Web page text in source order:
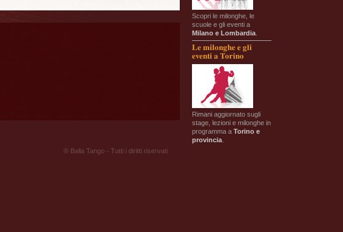
Scopri le milonghe, le
scuole e gli eventi a
Milano e Lombardia
Le milonghe e gli
eventi a Torino
Rimani aggiornato sugli
stage, lezioni e milonghe in
programma a Torino e
provincia
® Balla Tango - Tutti i diritti riservati